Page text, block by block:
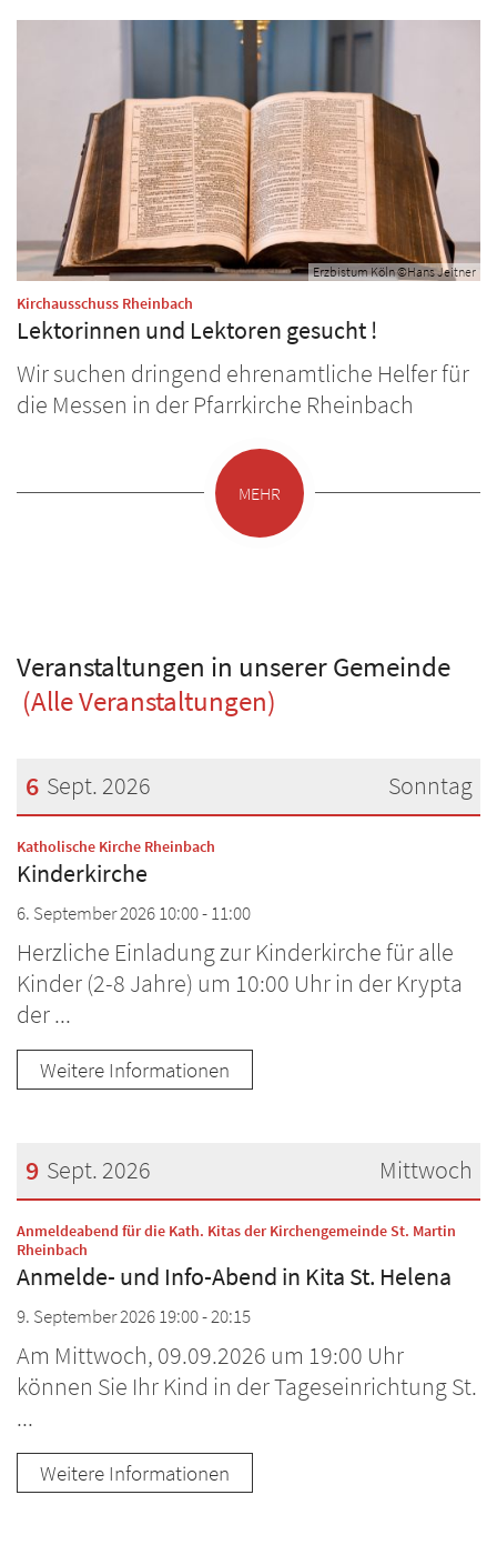
Erzbistum Köln ©Hans Jeitner
Kirchausschuss Rheinbach
Lektorinnen und Lektoren gesucht !
Wir suchen dringend ehrenamtliche Helfer für
die Messen in der Pfarrkirche Rheinbach
MEHR
Veranstaltungen in unserer Gemeinde
(Alle Veranstaltungen)
Sonntag
6 Sept. 2026
Datum: 6. September 2026
Katholische Kirche Rheinbach
Kinderkirche
6. September 2026 10:00 - 11:00
Herzliche Einladung zur Kinderkirche für alle
Kinder (2-8 Jahre) um 10:00 Uhr in der Krypta
der ...
Weitere Informationen
Mittwoch
9 Sept. 2026
Datum: 9. September 2026
Anmeldeabend für die Kath. Kitas der Kirchengemeinde St. Martin
Rheinbach
Anmelde- und Info-Abend in Kita St. Helena
9. September 2026 19:00 - 20:15
Am Mittwoch, 09.09.2026 um 19:00 Uhr
können Sie Ihr Kind in der Tageseinrichtung St.
...
Weitere Informationen